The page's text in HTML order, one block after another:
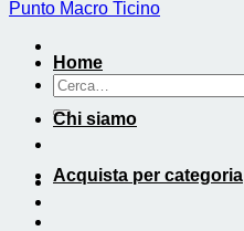
Cerca:
Home
Chi siamo
Acquista per categoria